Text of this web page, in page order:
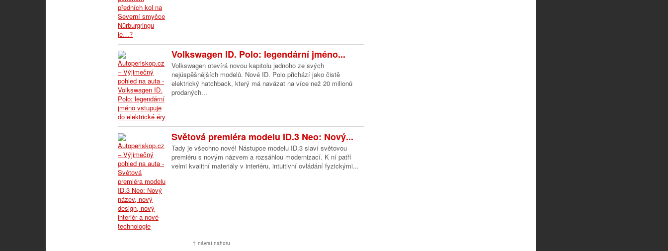
Volkswagen ID. Polo: legendární jméno...
Volkswagen otevírá novou kapitolu jednoho ze svých
nejúspěšnějších modelů. Nové ID. Polo přichází jako čistě
elektrický hatchback, který má navázat na více než 20 milionů
prodaných...
Světová premiéra modelu ID.3 Neo: Nový...
Tady je všechno nové! Nástupce modelu ID.3 slaví světovou
premiéru s novým názvem a rozsáhlou modernizací. K ní patří
velmi kvalitní materiály v interiéru, intuitivní ovládání fyzickými...
↑ návrat nahoru